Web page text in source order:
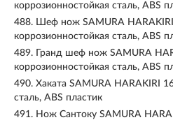
коррозионностойкая сталь, ABS
488. Шеф нож SAMURA
коррозионностойкая сталь, ABS
489.
Гранд шеф нож SAMURA
коррозионностойкая сталь, ABS
490. Хаката SAMURA HARAKIRI
сталь, ABS пластик
491. Нож Сантоку SAMURA